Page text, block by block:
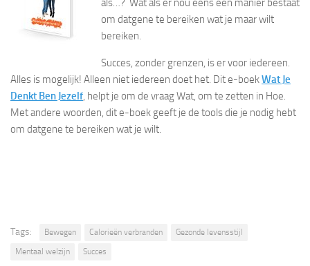
als…? Wat als er nou eens een manier bestaat
om datgene te bereiken wat je maar wilt
bereiken.
Succes, zonder grenzen, is er voor iedereen.
Alles is mogelijk! Alleen niet iedereen doet het. Dit e-boekWat Je
Denkt Ben Jezelf, helpt je om de vraag Wat, om te zetten in Hoe.
Met andere woorden, dit e-boek geeft je de tools die je nodig hebt
om datgene te bereiken wat je wilt.
Tags: Bewegen Calorieën verbranden
Gezonde levensstijl
Mentaal welzijn
Succes